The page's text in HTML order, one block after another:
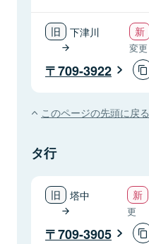
下津川
変更
709-3922
このページの先頭に戻る
タ行
塔中
更
709-3905